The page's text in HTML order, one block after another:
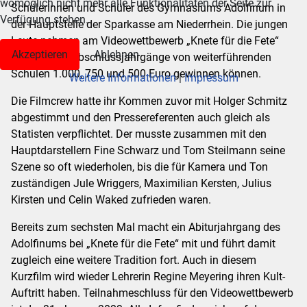
Schülerinnen und Schüler des Gymnasiums Adolfinum in
der Hauptstelle der Sparkasse am Niederrhein. Die jungen
Leute nehmen am Videowettbewerb „Knete für die Fete“
teil, bei dem Abschlussjahrgänge von weiterführenden
Schulen 1.000, 750 und 500 Euro gewinnen können.
Die Filmcrew hatte ihr Kommen zuvor mit Holger Schmitz
abgestimmt und den Pressereferenten auch gleich als
Statisten verpflichtet. Der musste zusammen mit den
Hauptdarstellern Fine Schwarz und Tom Steilmann seine
Szene so oft wiederholen, bis die für Kamera und Ton
zuständigen Jule Wriggers, Maximilian Kersten, Julius
Kirsten und Celin Waked zufrieden waren.
Bereits zum sechsten Mal macht ein Abiturjahrgang des
Adolfinums bei „Knete für die Fete“ mit und führt damit
zugleich eine weitere Tradition fort. Auch in diesem
Kurzfilm wird wieder Lehrerin Regine Meyering ihren Kult-
Auftritt haben. Teilnahmeschluss für den Videowettbewerb
womöglich nicht mehr alle Funktionalitäten der Seite zur
Verfügung stehen.
Akzeptieren
Ablehnen
Weitere Informationen|Impressum